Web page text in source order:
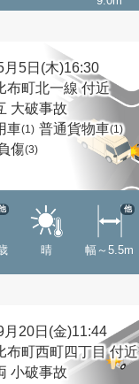
月5日(木)16:30
布町北一線 付近
大破事故
車(1) 普通貨物車(1)
傷(3)
晴 幅～5.5m
他
月20日(金)11:44
布町西町四丁目 付近
小破事故